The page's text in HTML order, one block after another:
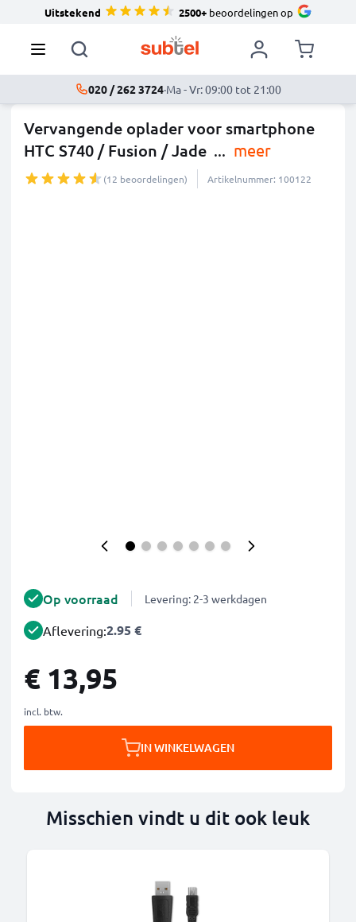
Uitstekend 2500+beoordelingen op
020 / 262 3724·Ma - Vr: 09:00 tot 21:00
Vervangende oplader voor smartphone
HTC S740 / Fusion / Jade ... meer
(12 beoordelingen) Artikelnummer: 100122
Op voorraad Levering: 2-3 werkdagen
Aflevering:2.95 €
€ 13,95
incl. btw.
IN WINKELWAGEN
Misschien vindt u dit ook leuk